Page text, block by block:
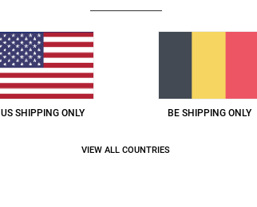
US SHIPPING ONLY BE SHIPPING ONLY
VIEW ALL COUNTRIES